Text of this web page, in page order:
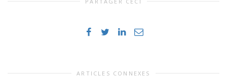
ARTICLES CONNEXES